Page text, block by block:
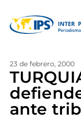
23 de febrero, 2000
ante